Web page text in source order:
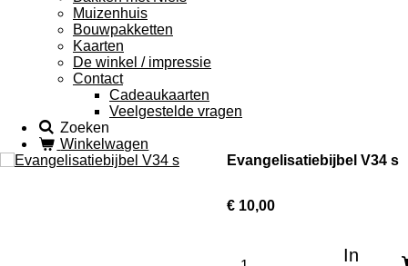
Muizenhuis
Bouwpakketten
Kaarten
De winkel / impressie
Contact
Cadeaukaarten
Veelgestelde vragen
Zoeken
Winkelwagen
Evangelisatiebijbel V34 s
€ 10,00
In